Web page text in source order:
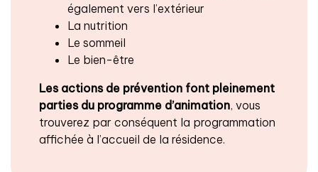
également vers l’extérieur
La nutrition
Le sommeil
Le bien-être
Les actions de prévention font pleinement
parties du programme d’animation, vous
trouverez par conséquent la programmation
affichée à l’accueil de la résidence.